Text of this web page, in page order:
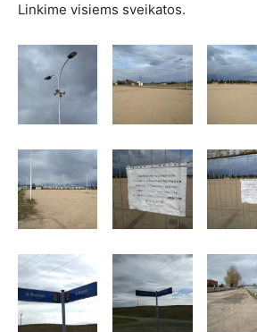
Linkime visiems sveikatos.